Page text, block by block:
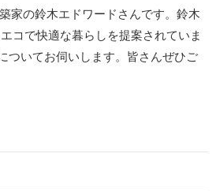
家の鈴木エドワードさんです。鈴木
コで快適な暮らしを提案されていま
ついてお伺いします。皆さんぜひご